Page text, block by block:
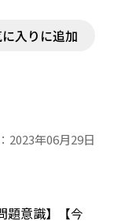
入りに追加
2023年06月29日
題意識】【今